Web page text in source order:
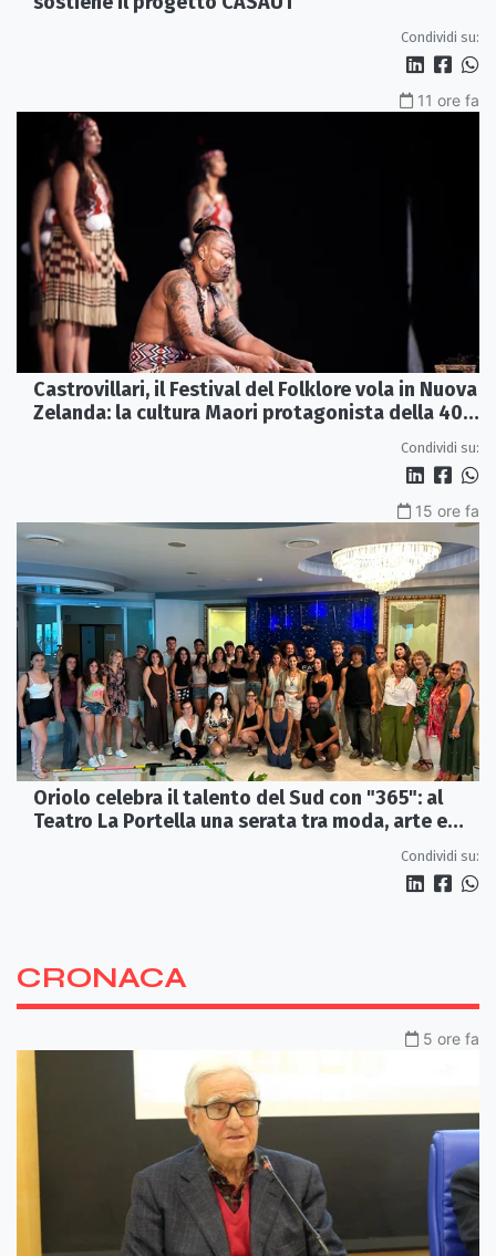
Condividi su:
11 ore fa
Castrovillari, il Festival del Folklore vola in Nuova
Zelanda: la cultura Maori protagonista della 40ª
Condividi su:
15 ore fa
Oriolo celebra il talento del Sud con "365": al
Teatro La Portella una serata tra moda, arte e
Condividi su:
CRONACA
5 ore fa